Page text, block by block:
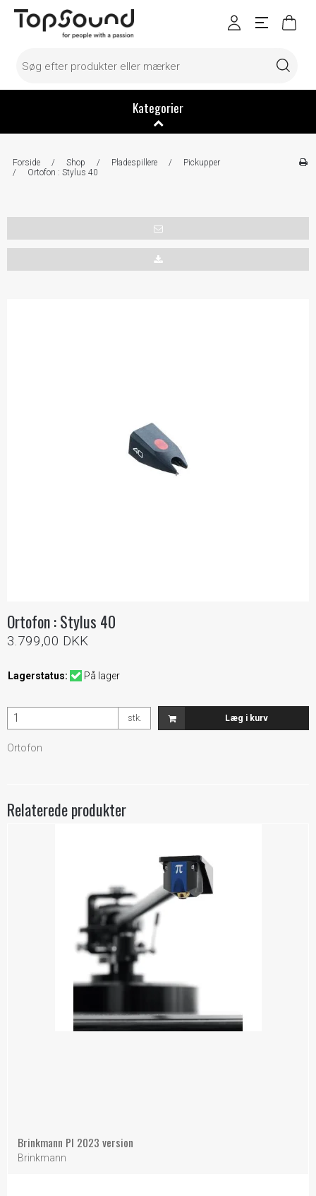
Kategorier
Forside / Shop / Pladespillere /
Pickupper
/
Ortofon : Stylus 40
Ortofon : Stylus 40
3.799,00 DKK
Lagerstatus: På lager
stk. Læg i kurv
Ortofon
Relaterede produkter
Brinkmann PI 2023 version
Brinkmann